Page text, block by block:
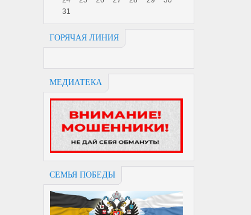
31
ГОРЯЧАЯ ЛИНИЯ
МЕДИАТЕКА
СЕМЬЯ ПОБЕДЫ